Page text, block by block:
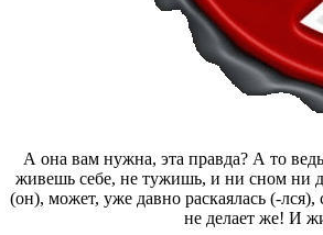
А она вам нужна, эта правда? А то
живешь себе, не тужишь, и ни сном ни
(он), может, уже давно раскаялась (-лся),
не делает же! И